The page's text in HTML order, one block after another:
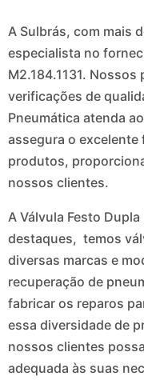
A Sulbrás, com mais
especialista no
M2.184.1131.
verificações de
Pneumática atenda
assegura o
produtos,
nossos clientes.
A Válvula Festo
destaques, temos
diversas marcas e
recuperação de
fabricar os reparos
essa diversidade de
nossos clientes
adequada às suas